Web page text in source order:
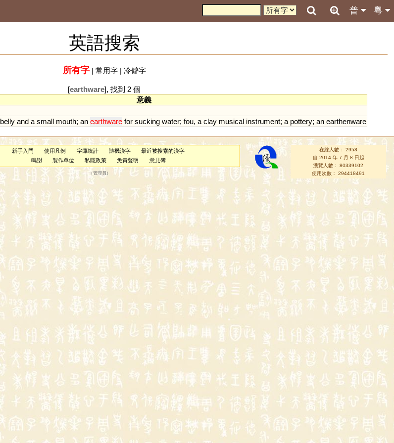
粵
普
英語搜索
所有字| 常用字| 冷僻字
[earthware], 找到 2 個
意義
belly and a small mouth; an earthware for sucking water; fou, a clay musical instrument; a pottery; an earthenware
新手入門 使用凡例 字庫統計 隨機漢字
最近被搜索的漢字
鳴謝
製作單位 私隱政策 免責聲明 意見簿
（管理員 ）
在線人數： 2958
自 2014 年 7 月 8 日起
瀏覽人數： 80339102
使用次數： 294418491